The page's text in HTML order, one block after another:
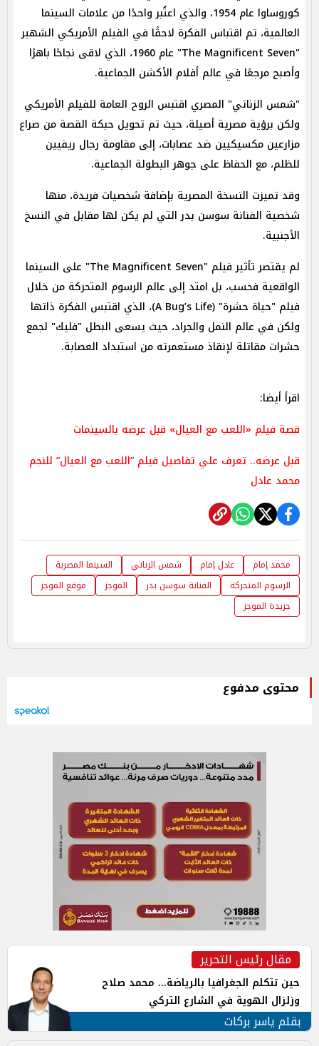
كوروساوا عام 1954، والذي اعتُبر واحدًا من علامات السينما
العالمية، تم اقتباس الفكرة لاحقًا في الفيلم الأمريكي الشهير
"The Magnificent Seven" عام 1960، الذي لاقى نجاحًا باهرًا
وأصبح مرجعًا في عالم أفلام الأكشن الجماعية.
"شمس الزناتي" المصري اقتبس الروح العامة للفيلم الأمريكي
ولكن برؤية مصرية أصيلة، حيث تم تحويل حبكة القصة من صراع
مزارعين مكسيكيين ضد عصابات، إلى مقاومة رجال ريفيين
للظلم، مع الحفاظ على جوهر البطولة الجماعية.
وقد تميزت النسخة المصرية بإضافة شخصيات فريدة، منها
شخصية الفنانة سوسن بدر التي لم يكن لها مقابل في النسخ
الأجنبية.
لم يقتصر تأثير فيلم "The Magnificent Seven" على السينما
الواقعية فحسب، بل امتد إلى عالم الرسوم المتحركة من خلال
فيلم "حياة حشرة" (A Bug’s Life)، الذي اقتبس الفكرة ذاتها
ولكن في عالم النمل والجراد، حيث يسعى البطل "فليك" لجمع
حشرات مقاتلة لإنقاذ مستعمرته من استبداد العصابة.
اقرأ أيضا:
قصة فيلم «اللعب مع العيال» قبل عرضه بالسينمات
قبل عرضه.. تعرف علي تفاصيل فيلم ”اللعب مع العيال” للنجم
محمد عادل
محمد إمام عادل إمام شمس الزناتي
السينما المصرية
الرسوم المتحركة
الفنانة سوسن بدر الموجز
موقع الموجز
جريدة الموجز
محتوى مدفوع
مقال رئيس التحرير
حين تتكلم الجغرافيا بالرياضة... محمد صلاح
وزلزال الهوية في الشارع التركي
بقلم ياسر بركات